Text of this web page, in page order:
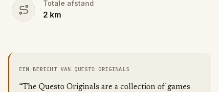
Totale afstand
2 km
EEN BERICHT VAN QUESTO ORIGINALS
“The Questo Originals are a collection of games